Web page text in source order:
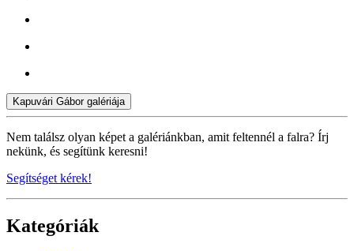
Kapuvári Gábor galériája
Nem találsz olyan képet a galériánkban, amit feltennél a falra? Írj
nekünk, és segítünk keresni!
Segítséget kérek!
Kategóriák